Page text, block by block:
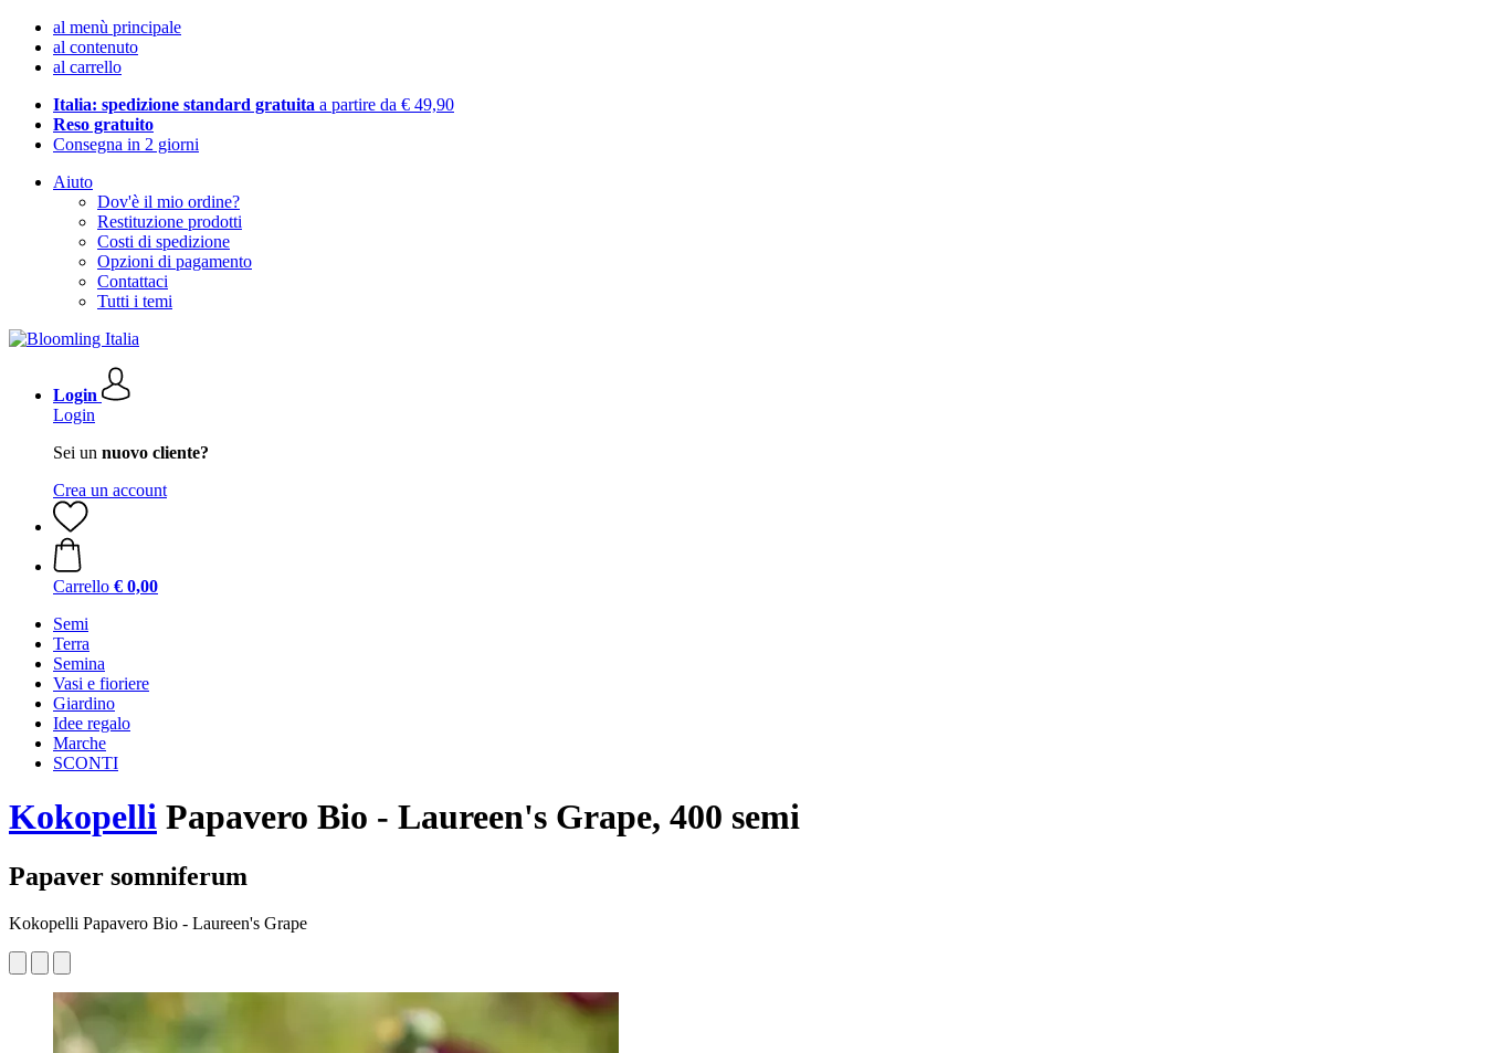
al menù principale
al contenuto
al carrello
Italia: spedizione standard gratuita a partire da € 49,90
Reso gratuito
Consegna in 2 giorni
Aiuto
Dov'è il mio ordine?
Restituzione prodotti
Costi di spedizione
Opzioni di pagamento
Contattaci
Tutti i temi
Login
Login
Sei un nuovo cliente?
Crea un account
Carrello € 0,00
Semi
Terra
Semina
Vasi e fioriere
Giardino
Idee regalo
Marche
SCONTI
Kokopelli Papavero Bio - Laureen's Grape, 400 semi
Papaver somniferum
Kokopelli Papavero Bio - Laureen's Grape